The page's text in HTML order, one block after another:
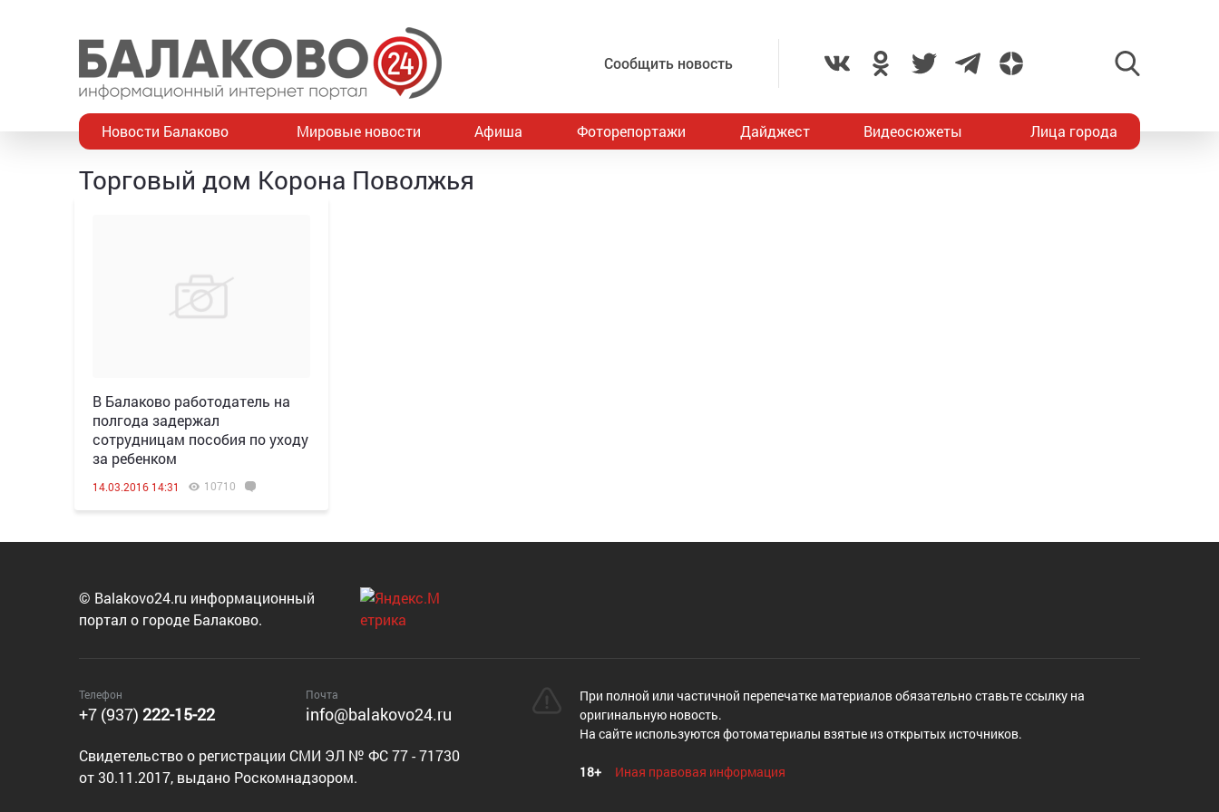
Сообщить новость
Новости Балаково Мировые новости Афиша Фоторепортажи Дайджест Видеосюжеты Лица города
Торговый дом Корона Поволжья
В Балаково работодатель на
полгода задержал
сотрудницам пособия по уходу
за ребенком
14.03.2016 14:31 10710
© Balakovo24.ru информационный
портал о городе Балаково.
Телефон
+7 (937) 222-15-22
Почта
info@balakovo24.ru
Cвидетельство о регистрации СМИ ЭЛ № ФС 77 - 71730
от 30.11.2017, выдано Роскомнадзором.
При полной или частичной перепечатке материалов обязательно ставьте ссылку на
оригинальную новость.
На сайте используются фотоматериалы взятые из открытых источников.
18+ Иная правовая информация